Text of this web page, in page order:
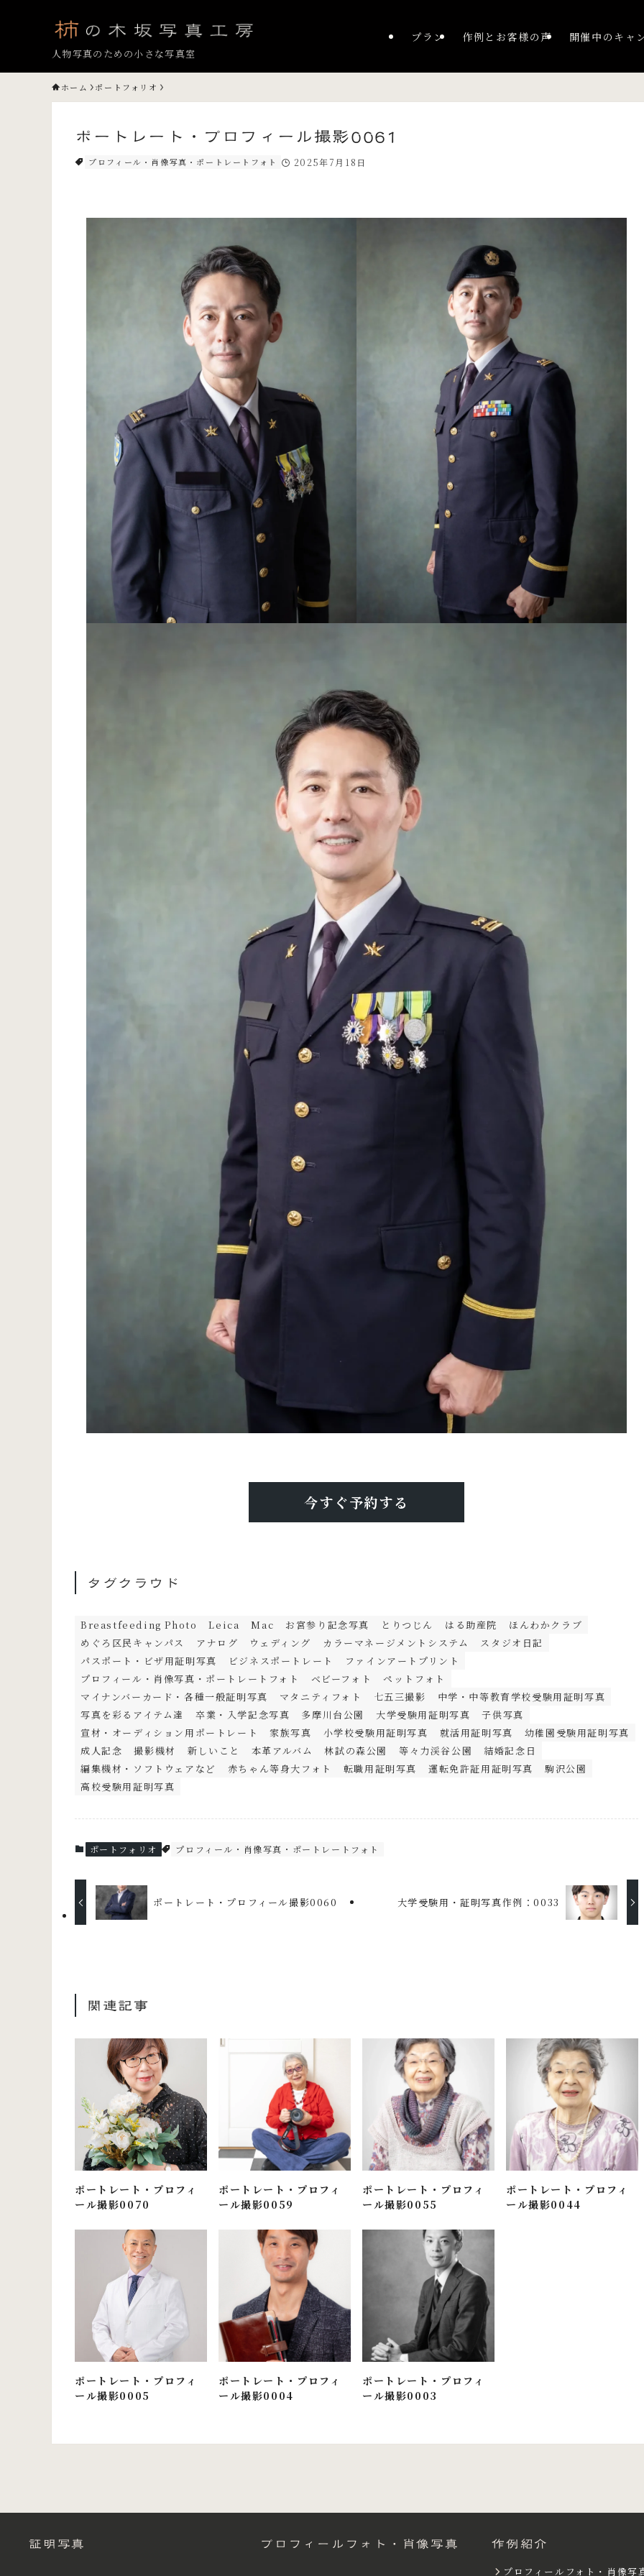
人物写真のための小さな写真室
プラン 作例とお客様の声 開催中のキャ
ホーム ポートフォリオ
ポートレート・プロフィール撮影0061
プロフィール・肖像写真・ポートレートフォト 2025年7月18日
今すぐ予約する
タグクラウド
Breastfeeding Photo Leica Mac お宮参り記念写真 とりつじん はる助産院
ほんわかクラブ
めぐろ区民キャンパス
アナログ ウェディング カラーマネージメントシステム
スタジオ日記
パスポート・ビザ用証明写真
ビジネスポートレート
ファインアートプリント
プロフィール・肖像写真・ポートレートフォト
ベビーフォト
ペットフォト
マイナンバーカード・各種一般証明写真
マタニティフォト 七五三撮影
中学・中等教育学校受験用証明写真
写真を彩るアイテム達
卒業・入学記念写真 多摩川台公園 大学受験用証明写真
子供写真
宣材・オーディション用ポートレート
家族写真 小学校受験用証明写真 就活用証明写真
幼稚園受験用証明写真
成人記念
撮影機材 新しいこと 本革アルバム 林試の森公園 等々力渓谷公園
結婚記念日
編集機材・ソフトウェアなど
赤ちゃん等身大フォト 転職用証明写真 運転免許証用証明写真
駒沢公園
高校受験用証明写真
ポートフォリオ プロフィール・肖像写真・ポートレートフォト
ポートレート・プロフィール撮影0060 大学受験用・証明写真作例：0033
関連記事
ポートレート・プロフィ
ール撮影0070
ポートレート・プロフィ
ール撮影0059
ポートレート・プロフィ
ール撮影0055
ポートレート・プロフィ
ール撮影0044
ポートレート・プロフィ
ール撮影0005
ポートレート・プロフィ
ール撮影0004
ポートレート・プロフィ
ール撮影0003
証明写真 プロフィールフォト・肖像写真 作例紹介
プロフィールフォト・肖像写